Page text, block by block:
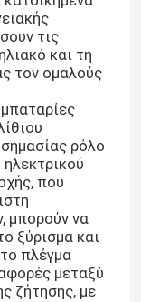
τις
και τη
τον ομαλούς
ρόλο
που
μπορούν να
ξύρισμα και
πλέγμα
μεταξύ
ζήτησης, με